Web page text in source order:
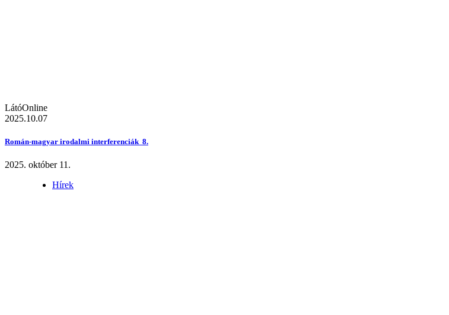
LátóOnline
2025.10.07
Román-magyar irodalmi interferenciák 8.
2025. október 11.
Hírek